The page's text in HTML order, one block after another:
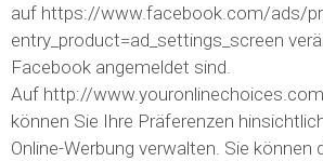
auf https://www.facebook.com/ads/
entry_product=ad_settings_screen
Facebook angemeldet sind.
Auf http://
können Sie Ihre Präferenzen
Online-Werbung verwalten. Sie können